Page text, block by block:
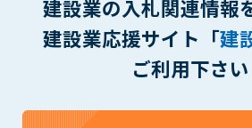
建設業の入札関連情報
建設業応援サイト「建
ご利用下さい
できるものとします。これに起因する会
被った損害について管理者は､一切の責
第9条（会員の個人情報）
ビスの提供に関連して管理者が知り得た